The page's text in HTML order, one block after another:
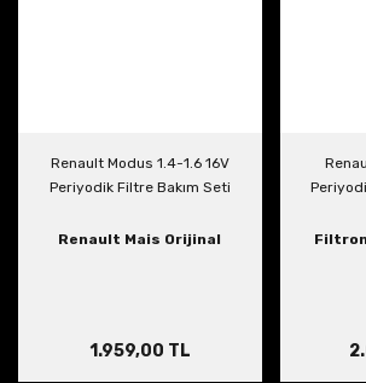
Renault Modus 1.4-1.6 16V
Periyodik Filtre Bakım Seti
Renault Mais Orijinal
1.959,00 TL